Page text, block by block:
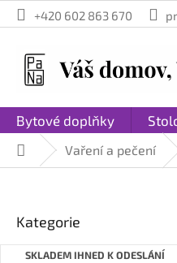
Přejít
na
+420 602 863 670
Bytové doplňky
DomůVaření a pečení
kategorie
Kategorie
SKLADEM IHNED K ODESLÁNÍ